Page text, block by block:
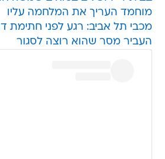
מוחמד העריך את המלחמה עליו
מכבי תל אביב: רגע לפני חתימת
העביר מסר שהוא רוצה לסגור